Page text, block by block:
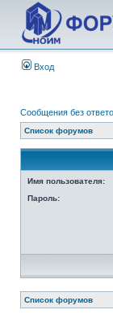
Вход
Сообщения без
Список форумов
Имя пользователя:
Пароль:
Список форумов